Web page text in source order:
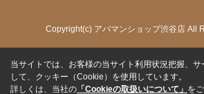
Copyright(c) アパマンショップ渋谷店 All
当サイトでは、お客様の当サイト利用状況把握、サ
して、クッキー（Cookie）を使用しています。
詳しくは、当社の 「Cookieの取扱いについて」 を